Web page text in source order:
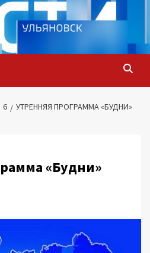
6
УТРЕННЯЯ ПРОГРАММА «БУДНИ»
«Будни»